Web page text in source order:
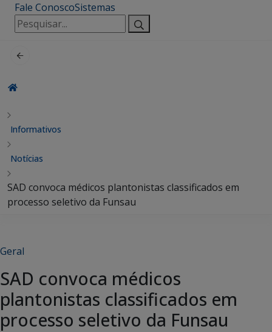
Fale ConoscoSistemas
Pesquisar
por:
Informativos
Notícias
SAD convoca médicos plantonistas classificados em
processo seletivo da Funsau
Geral
SAD convoca médicos
plantonistas classificados em
processo seletivo da Funsau